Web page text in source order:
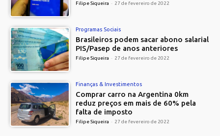
Filipe Siqueira - 27 de fevereiro de 2022
Programas Sociais
Brasileiros podem sacar abono salarial
PIS/Pasep de anos anteriores
Filipe Siqueira - 27 de fevereiro de 2022
Finanças & Investimentos
Comprar carro na Argentina 0km
reduz preços em mais de 60% pela
falta de imposto
Filipe Siqueira - 27 de fevereiro de 2022